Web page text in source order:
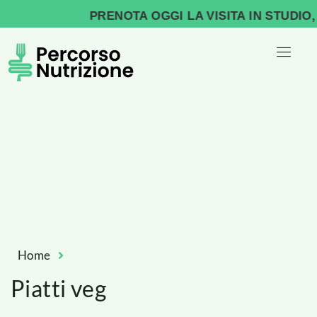
PRENOTA OGGI LA VISITA IN STUDIO,
Home
Piatti veg